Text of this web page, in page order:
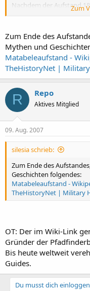
Nachdem der Aufstand
Frieden. Dieser Frieden
Zum
Zum Ende des
Mythen und
Matabeleaufstand -
TheHistoryNet |
R Repo
Aktives Mitglied
09. Aug. 2007
silesia schrieb:
Zum Ende des
Geschichten folgendes:
Matabeleaufstand -
TheHistoryNet | Military
OT: Der im Wiki-Link
Gründer der
Bis heute weltweit
Guides.
Du musst dich